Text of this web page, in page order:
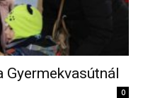
Gyermekvasútnál
0